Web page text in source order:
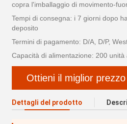
copra l'imballaggio di movimento-
Tempi di consegna: i 7 giorni dopo
deposito
Termini di pagamento: D/A, D/P,
Capacità di alimentazione: 200 unità
Ottieni il miglior prezzo
Dettagli del prodotto